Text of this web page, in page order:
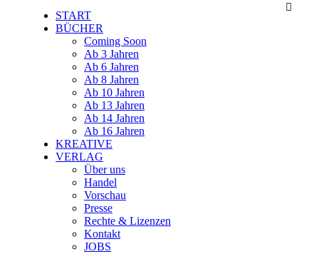

START
BÜCHER
Coming Soon
Ab 3 Jahren
Ab 6 Jahren
Ab 8 Jahren
Ab 10 Jahren
Ab 13 Jahren
Ab 14 Jahren
Ab 16 Jahren
KREATIVE
VERLAG
Über uns
Handel
Vorschau
Presse
Rechte & Lizenzen
Kontakt
JOBS